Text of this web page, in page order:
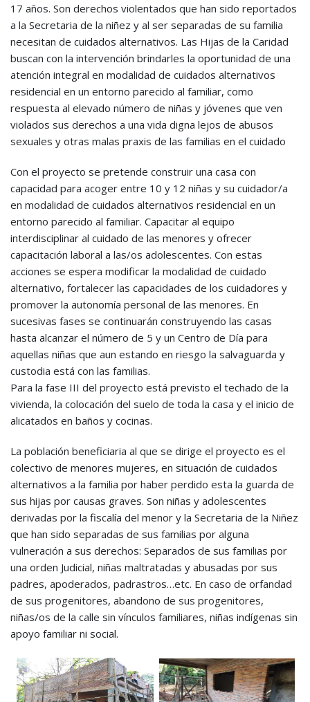
17 años. Son derechos violentados que han sido reportados
a la Secretaria de la niñez y al ser separadas de su familia
necesitan de cuidados alternativos. Las Hijas de la Caridad
buscan con la intervención brindarles la oportunidad de una
atención integral en modalidad de cuidados alternativos
residencial en un entorno parecido al familiar, como
respuesta al elevado número de niñas y jóvenes que ven
violados sus derechos a una vida digna lejos de abusos
sexuales y otras malas praxis de las familias en el cuidado
Con el proyecto se pretende construir una casa con
capacidad para acoger entre 10 y 12 niñas y su cuidador/a
en modalidad de cuidados alternativos residencial en un
entorno parecido al familiar. Capacitar al equipo
interdisciplinar al cuidado de las menores y ofrecer
capacitación laboral a las/os adolescentes. Con estas
acciones se espera modificar la modalidad de cuidado
alternativo, fortalecer las capacidades de los cuidadores y
promover la autonomía personal de las menores. En
sucesivas fases se continuarán construyendo las casas
hasta alcanzar el número de 5 y un Centro de Día para
aquellas niñas que aun estando en riesgo la salvaguarda y
custodia está con las familias.
Para la fase III del proyecto está previsto el techado de la
vivienda, la colocación del suelo de toda la casa y el inicio de
alicatados en baños y cocinas.
La población beneficiaria al que se dirige el proyecto es el
colectivo de menores mujeres, en situación de cuidados
alternativos a la familia por haber perdido esta la guarda de
sus hijas por causas graves. Son niñas y adolescentes
derivadas por la fiscalía del menor y la Secretaria de la Niñez
que han sido separadas de sus familias por alguna
vulneración a sus derechos: Separados de sus familias por
una orden Judicial, niñas maltratadas y abusadas por sus
padres, apoderados, padrastros…etc. En caso de orfandad
de sus progenitores, abandono de sus progenitores,
niñas/os de la calle sin vínculos familiares, niñas indígenas sin
apoyo familiar ni social.